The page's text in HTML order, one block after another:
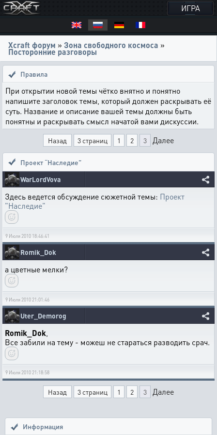
ИГРА
Xcraft форум » Зона свободного космоса »
Посторонние разговоры
Правила
При открытии новой темы чётко внятно и понятно
напишите заголовок темы, который должен раскрывать её
суть. Название и описание вашей темы должны быть
понятны и раскрывать смысл начатой вами дискуссии.
Назад 3 страниц 1 2 3 Далее
Проект “Наследие”
WarLordVova
Здесь ведется обсуждение сюжетной темы: Проект
"Наследие"
9 Июля 2010 18:46:41
Romik_Dok
а цветные мелки?
9 Июля 2010 21:01:46
Uter_Demorog
Romik_Dok
Все забили на тему - можеш не стараться разводить срач.
9 Июля 2010 21:18:58
Назад 3 страниц 1 2 3 Далее
Информация